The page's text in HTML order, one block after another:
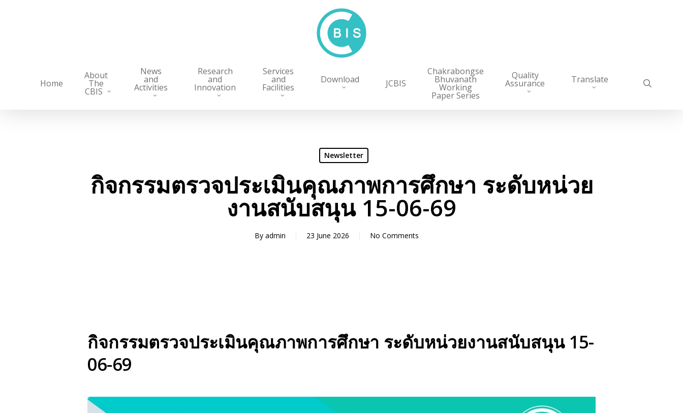
Home
About
The
CBIS
News
and
Activities
Research
and
Innovation
Services
and
Facilities
Download JCBIS
Chakrabongse
Bhuvanath
Working
Paper Series
Quality
Assurance Translate
Newsletter
กิจกรรมตรวจประเมินคุณภาพการศึกษา ระดับหน่วย
งานสนับสนุน 15-06-69
By admin 23 June 2026 No Comments
กิจกรรมตรวจประเมินคุณภาพการศึกษา ระดับหน่วยงานสนับสนุน 15-
06-69